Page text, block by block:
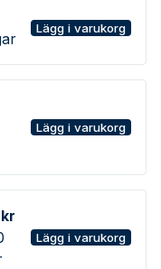
Lägg i varukorg
Lägg i varukorg
Lägg i varukorg